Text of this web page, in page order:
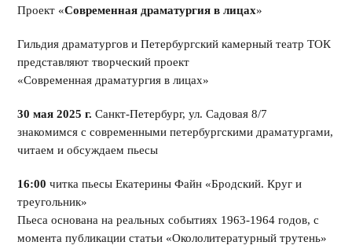
Проект «Современная драматургия в лицах»
Гильдия драматургов и Петербургский камерный театр ТОК
представляют творческий проект
«Современная драматургия в лицах»
30 мая 2025 г. Санкт-Петербург, ул. Садовая 8/7
знакомимся с современными петербургскими драматургами,
читаем и обсуждаем пьесы
16:00 читка пьесы Екатерины Файн «Бродский. Круг и
треугольник»
Пьеса основана на реальных событиях 1963-1964 годов, с
момента публикации статьи «Окололитературный трутень»